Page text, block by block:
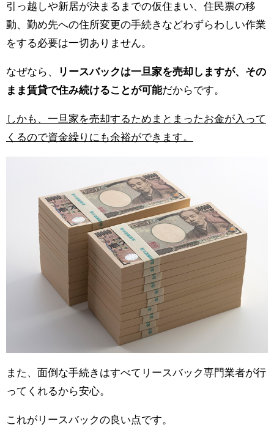
引っ越しや新居が決まるまでの仮住まい、住民票の移
動、勤め先への住所変更の手続きなどわずらわしい作業
をする必要は一切ありません。
なぜなら、
リースバックは一旦家を売却しますが、その
まま賃貸で住み続けることが可能だからです。
しかも、一旦家を売却するためまとまったお金が入って
くるので資金繰りにも余裕ができます。
また、面倒な手続きはすべてリースバック専門業者が行
ってくれるから安心。
これがリースバックの良い点です。